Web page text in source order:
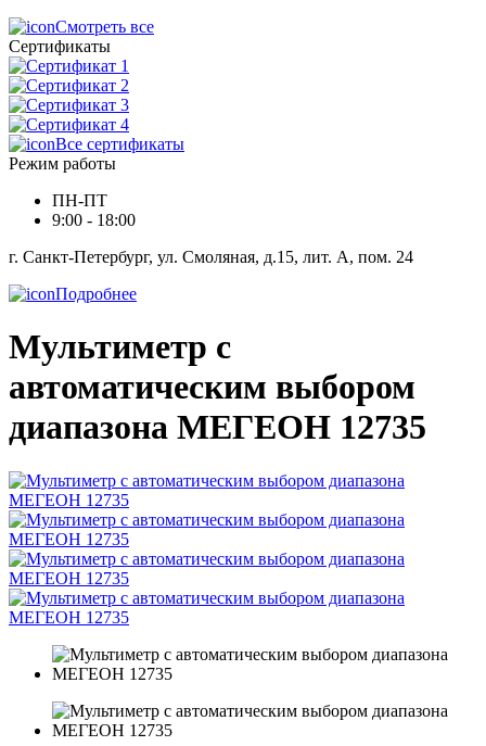
Смотреть все
Сертификаты
Все сертификаты
Режим работы
ПН-ПТ
9:00 - 18:00
г. Санкт-Петербург, ул. Смоляная, д.15, лит. А, пом. 24
Подробнее
Мультиметр с
автоматическим выбором
диапазона МЕГЕОН 12735